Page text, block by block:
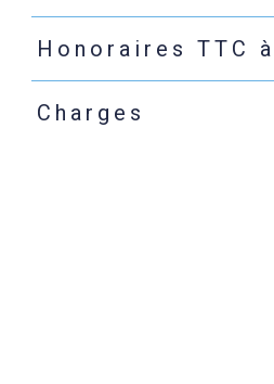
Honoraires TTC
Charges